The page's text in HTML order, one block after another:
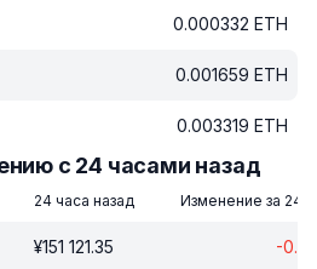
0.000332 ETH
0.001659 ETH
0.003319 ETH
с 24 часами назад
24 часа назад Изменение за 24
¥151 121.35 -0.30